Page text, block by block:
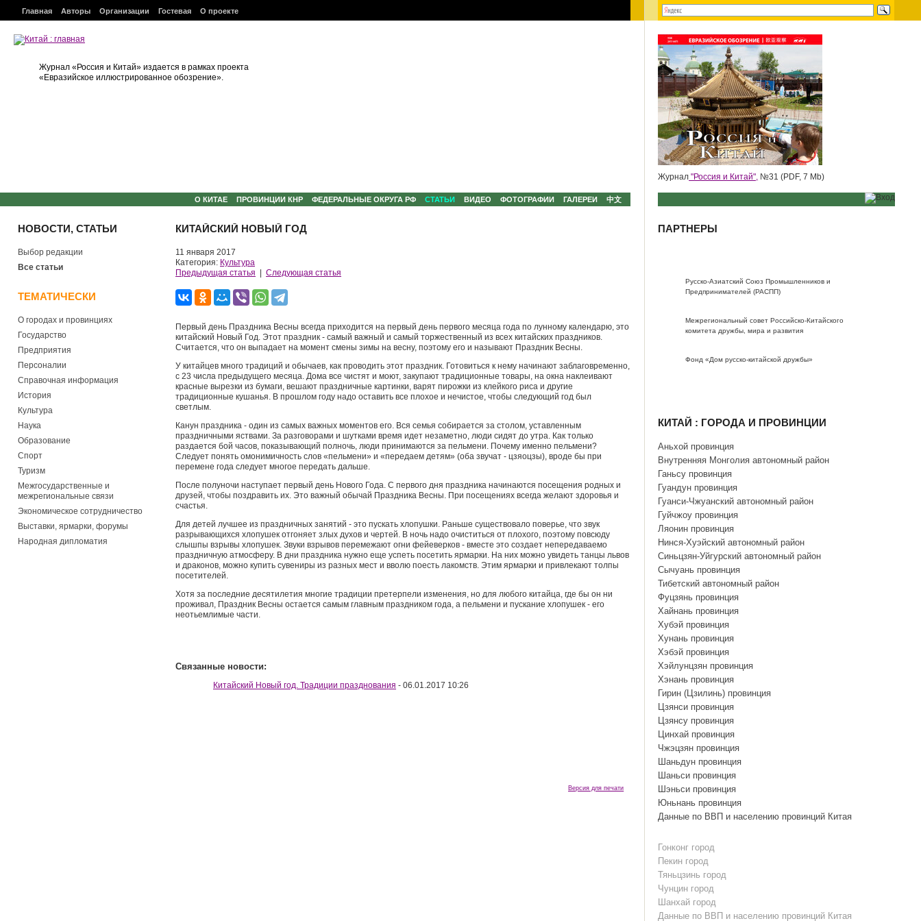
Главная Авторы Организации Гостевая О проекте
Журнал «Россия и Китай» издается в рамках проекта
«Евразийское иллюстрированное обозрение».
О КИТАЕ ПРОВИНЦИИ КНР ФЕДЕРАЛЬНЫЕ ОКРУГА РФ СТАТЬИ ВИДЕО ФОТОГРАФИИ ГАЛЕРЕИ 中文
НОВОСТИ, СТАТЬИ
Выбор редакции
Все статьи
ТЕМАТИЧЕСКИ
О городах и провинциях
Государство
Предприятия
Персоналии
Справочная информация
История
Культура
Наука
Образование
Спорт
Туризм
Межгосударственные и
межрегиональные связи
Экономическое сотрудничество
Выставки, ярмарки, форумы
Народная дипломатия
КИТАЙСКИЙ НОВЫЙ ГОД
11 января 2017
Категория: Культура
Предыдущая статья
Следующая статья
Первый день Праздника Весны всегда приходится на первый день первого месяца года по лунному календарю, это
китайский Новый Год. Этот праздник - самый важный и самый торжественный из всех китайских праздников.
Считается, что он выпадает на момент смены зимы на весну, поэтому его и называют Праздник Весны.
У китайцев много традиций и обычаев, как проводить этот праздник. Готовиться к нему начинают заблаговременно,
с 23 числа предыдущего месяца. Дома все чистят и моют, закупают традиционные товары, на окна наклеивают
красные вырезки из бумаги, вешают праздничные картинки, варят пирожки из клейкого риса и другие
традиционные кушанья. В прошлом году надо оставить все плохое и нечистое, чтобы следующий год был
светлым.
Канун праздника - один из самых важных моментов его. Вся семья собирается за столом, уставленным
праздничными яствами. За разговорами и шутками время идет незаметно, люди сидят до утра. Как только
раздается бой часов, показывающий полночь, люди принимаются за пельмени. Почему именно пельмени?
Следует понять омонимичность слов «пельмени» и «передаем детям» (оба звучат - цзяоцзы), вроде бы при
перемене года следует многое передать дальше.
После полуночи наступает первый день Нового Года. С первого дня праздника начинаются посещения родных и
друзей, чтобы поздравить их. Это важный обычай Праздника Весны. При посещениях всегда желают здоровья и
счастья.
Для детей лучшее из праздничных занятий - это пускать хлопушки. Раньше существовало поверье, что звук
разрывающихся хлопушек отгоняет злых духов и чертей. В ночь надо очиститься от плохого, поэтому повсюду
слышпы взрывы хлопушек. Звуки взрывов перемежают огни фейеверков - вместе это создает непередаваемо
праздничную атмосферу. В дни праздника нужно еще успеть посетить ярмарки. На них можно увидеть танцы львов
и драконов, можно купить сувениры из разных мест и вволю поесть лакомств. Этим ярмарки и привлекают толпы
посетителей.
Хотя за последние десятилетия многие традиции претерпели изменения, но для любого китайца, где бы он ни
проживал, Праздник Весны остается самым главным праздником года, а пельмени и пускание хлопушек - его
неотьемлимые части.
Связанные новости:
Китайский Новый год. Традиции празднования - 06.01.2017 10:26
Версия для печати
Журнал "Россия и Китай", №31 (PDF, 7 Mb)
ПАРТНЕРЫ
Русско-Азиатский Союз Промышленников и
Предпринимателей (РАСПП)
Межрегиональный совет Российско-Китайского
комитета дружбы, мира и развития
Фонд «Дом русско-китайской дружбы»
КИТАЙ : ГОРОДА И ПРОВИНЦИИ
Аньхой провинция
Внутренняя Монголия автономный район
Ганьсу провинция
Гуандун провинция
Гуанси-Чжуанский автономный район
Гуйчжоу провинция
Ляонин провинция
Нинся-Хуэйский автономный район
Синьцзян-Уйгурский автономный район
Сычуань провинция
Тибетский автономный район
Фуцзянь провинция
Хайнань провинция
Хубэй провинция
Хунань провинция
Хэбэй провинция
Хэйлунцзян провинция
Хэнань провинция
Гирин (Цзилинь) провинция
Цзянси провинция
Цзянсу провинция
Цинхай провинция
Чжэцзян провинция
Шаньдун провинция
Шаньси провинция
Шэньси провинция
Юньнань провинция
Данные по ВВП и населению провинций Китая
Гонконг город
Пекин город
Тяньцзинь город
Чунцин город
Шанхай город
Данные по ВВП и населению провинций Китая